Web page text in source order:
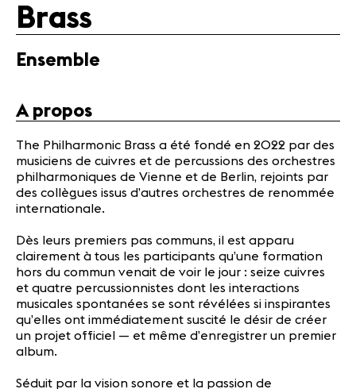
Revue de
A propos
Mentions
légales
Contact
Brass
Ensemble
A propos
The Philharmonic Brass a été fondé en 2022 par des
musiciens de cuivres et de percussions des orchestres
philharmoniques de Vienne et de Berlin, rejoints par
des collègues issus d’autres orchestres de renommée
internationale.
Dès leurs premiers pas communs, il est apparu
clairement à tous les participants qu’une formation
hors du commun venait de voir le jour : seize cuivres
et quatre percussionnistes dont les interactions
musicales spontanées se sont révélées si inspirantes
qu’elles ont immédiatement suscité le désir de créer
un projet officiel — et même d’enregistrer un premier
album.
Séduit par la vision sonore et la passion de